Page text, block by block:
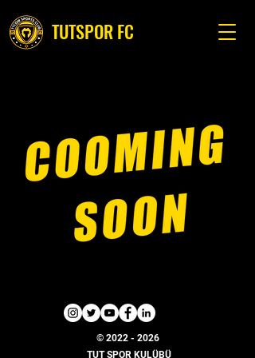
TUTSPOR FC
© 2022 - 2026
TUT SPOR KULÜBÜ